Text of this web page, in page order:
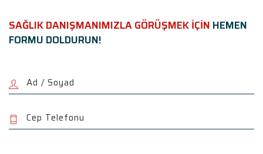
SAĞLIK DANIŞMANIMIZLA GÖRÜŞMEK İÇİN HEMEN
FORMU DOLDURUN!